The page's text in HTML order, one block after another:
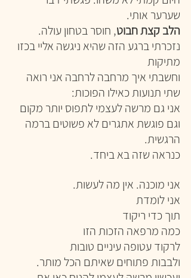
שערער אותי.
הלב קצת חבוט, חוסר בטחון עולה.
נזכרתי ברגע הזה שהיא ניגשה אליי בכזו
מתיקות
וחשבתי איך מרחבה לרחבה אני רואה
שתי תנועות כאילו הפוכות:
אני גם מרשה לעצמי לתפוס יותר מקום
וגם פוגשת אתגרים לא פשוטים ברמה
הרגשית.
כנראה שזה בא ביחד.
אני מוכנה. אין מה לעשות.
אני לומדת
תוך כדי ריקוד
כמה מרפאה הזכות הזו
לרקוד עטופה עיניים טובות
ולבבות פתוחים שאיתם הכל מותר.